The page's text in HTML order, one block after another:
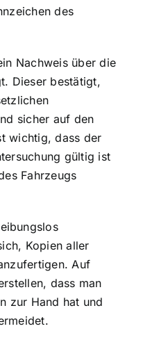
des
Nachweis über die
Dieser bestätigt,
sicher auf den
wichtig, dass der
gültig ist
Fahrzeugs
Kopien aller
Auf
dass man
zur Hand hat und